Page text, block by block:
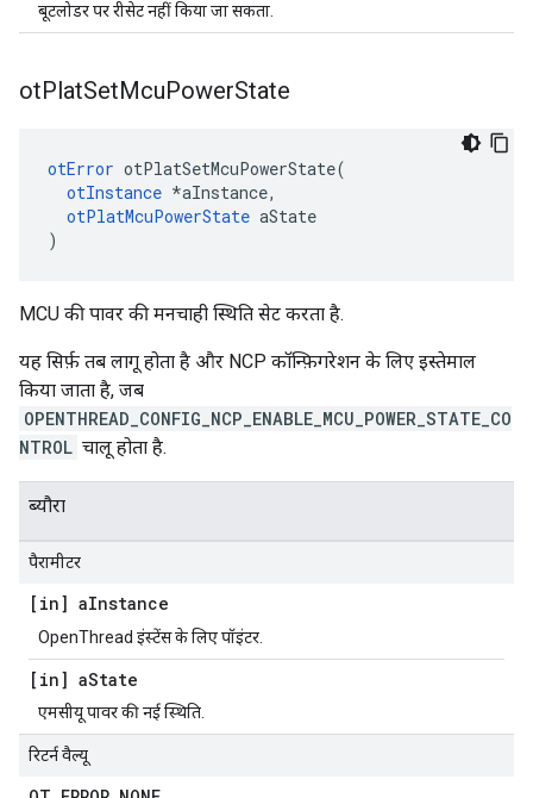
बूटलोडर पर रीसेट नहीं किया जा सकता.
otPlatSetMcuPowerState
otError otPlatSetMcuPowerState(
otInstance *aInstance,
otPlatMcuPowerState aState
)
MCU की पावर की मनचाही स्थिति सेट करता है.
यह सिर्फ़ तब लागू होता है और NCP कॉन्फ़िगरेशन के लिए इस्तेमाल
किया जाता है, जब
OPENTHREAD_CONFIG_NCP_ENABLE_MCU_POWER_STATE_CO
NTROL चालू होता है.
ब्यौरा
पैरामीटर
[in] aInstance
OpenThread इंस्टेंस के लिए पॉइंटर.
[in] aState
एमसीयू पावर की नई स्थिति.
रिटर्न वैल्यू